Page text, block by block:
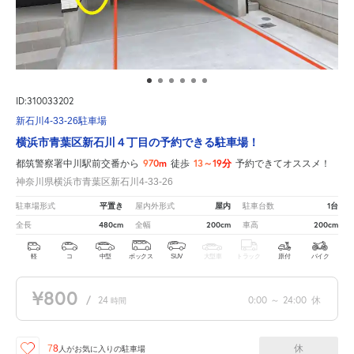
ID:310033202
新石川4-33-26駐車場
横浜市青葉区新石川４丁目の予約できる駐車場！
都筑警察署中川駅前交番から 970m 徒歩 13～19分 予約できてオススメ！
神奈川県横浜市青葉区新石川4-33-26
駐車場形式 平置き 屋内外形式 屋内 駐車台数 1台
全長 480cm 全幅 200cm 車高 200cm
軽 コ 中型 ボックス SUV 大型車 トラック 原付 バイク
¥800 / 24 時間 0:00 ～ 24:00 休
78 人がお気に入りの駐車場 休